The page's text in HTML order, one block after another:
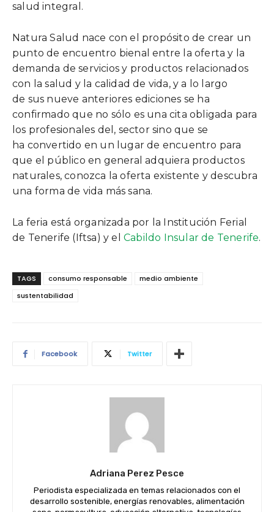
salud integral.
Natura Salud nace con el propósito de crear un
punto de encuentro bienal entre la oferta y la
demanda de servicios y productos relacionados
con la salud y la calidad de vida, y a lo largo
de sus nueve anteriores ediciones se ha
confirmado que no sólo es una cita obligada para
los profesionales del, sector sino que se
ha convertido en un lugar de encuentro para
que el público en general adquiera productos
naturales, conozca la oferta existente y descubra
una forma de vida más sana.
La feria está organizada por la Institución Ferial
de Tenerife (Iftsa) y el Cabildo Insular de Tenerife.
TAGS consumo responsable
medio ambiente
sustentabilidad
Facebook Twitter
Adriana Perez Pesce
Periodista especializada en temas relacionados con el
desarrollo sostenible, energías renovables, alimentación